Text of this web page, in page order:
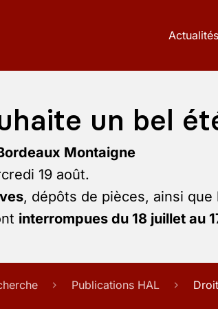
Actualités
un bel
Montaigne
19 août.
, dépôts de pièces, ainsi
interrompues du 18 juillet au
Publications HAL